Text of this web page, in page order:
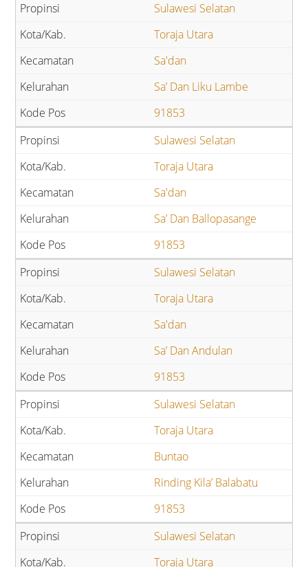
Sulawesi Selatan
Toraja Utara
Sa'dan
Sa’ Dan Liku Lambe
91853
Sulawesi Selatan
Toraja Utara
Sa'dan
Sa’ Dan Ballopasange
91853
Sulawesi Selatan
Toraja Utara
Sa'dan
Sa’ Dan Andulan
91853
Sulawesi Selatan
Toraja Utara
Buntao
Rinding Kila’ Balabatu
91853
Sulawesi Selatan
Toraja Utara